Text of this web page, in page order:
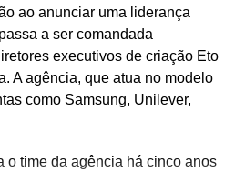
ao anunciar uma liderança
a ser comandada
executivos de criação Eto
A agência, que atua no modelo
como Samsung, Unilever,
o time da agência há cinco anos